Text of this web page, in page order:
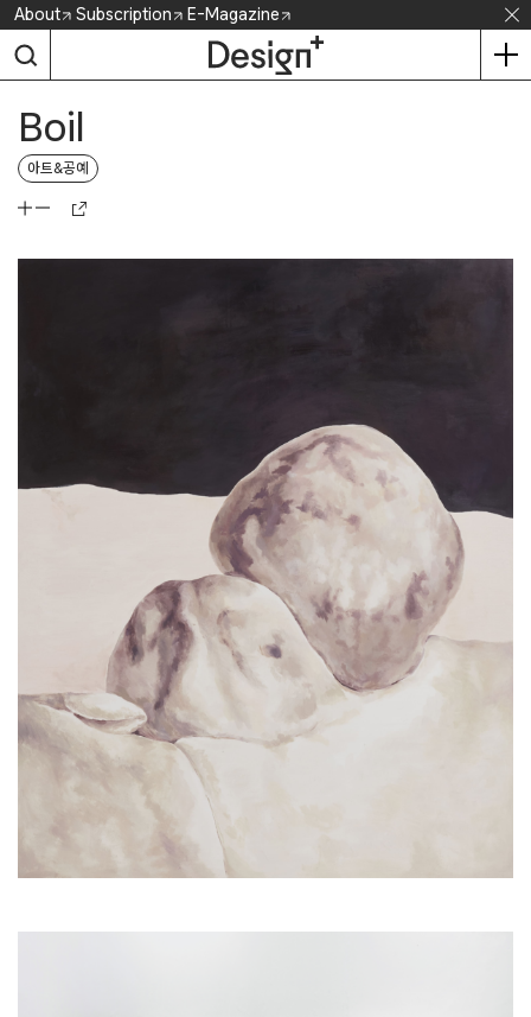
Skip
content
About Subscription E-Magazine
Boil
아트&공예